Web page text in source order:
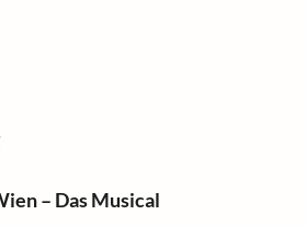
– Das Musical